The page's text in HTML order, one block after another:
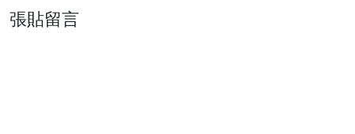
張貼留言